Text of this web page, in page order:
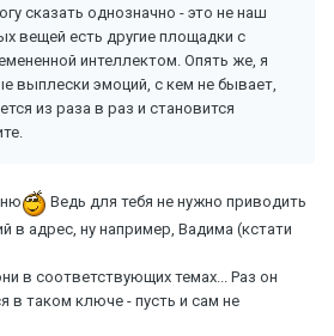
сказать однозначно - это не наш
вещей есть другие площадки с
интеллектом. Опять же, я
выплески эмоций, с кем не бывает,
из раза в раз и становится
Ведь для тебя не нужно приводить
в адрес, ну например, Вадима (кстати
в соответствующих темах... Раз он
в таком ключе - пусть и сам не